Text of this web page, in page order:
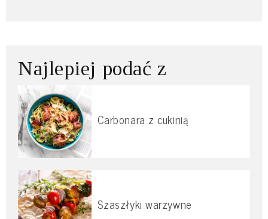
Najlepiej podać z
Carbonara z cukinią
Szaszłyki warzywne